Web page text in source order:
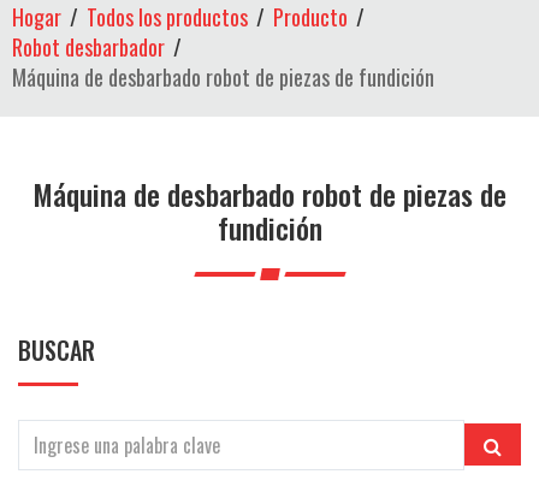
n
Hogar Todos los productos
Producto
Robot desbarbador
Máquina de desbarbado robot de piezas de fundición
Máquina de desbarbado robot de piezas de
fundición
BUSCAR